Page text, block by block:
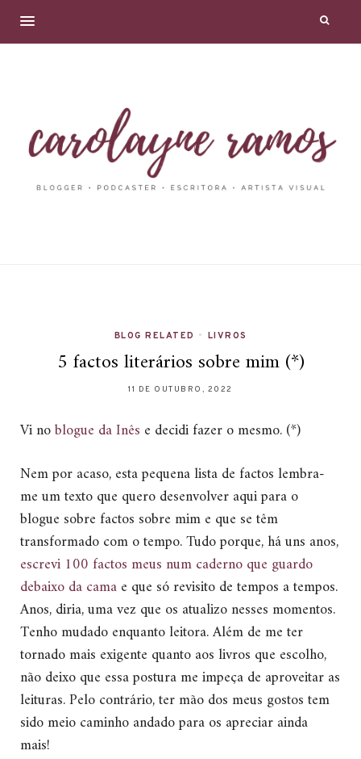
BLOG RELATED • LIVROS
5 factos literários sobre mim (*)
11 DE OUTUBRO, 2022
Vi noblogue da Inês e decidi fazer o mesmo. (*)
Nem por acaso, esta pequena lista de factos lembra-
me um texto que quero desenvolver aqui para o
blogue sobre factos sobre mim e que se têm
transformado com o tempo. Tudo porque, há uns anos,
escrevi 100 factos meus num caderno que guardo
debaixo da camae que só revisito de tempos a tempos.
Anos, diria, uma vez que os atualizo nesses momentos.
Tenho mudado enquanto leitora. Além de me ter
tornado mais exigente quanto aos livros que escolho,
não deixo que essa postura me impeça de aproveitar as
leituras. Pelo contrário, ter mão dos meus gostos tem
sido meio caminho andado para os apreciar ainda
mais!